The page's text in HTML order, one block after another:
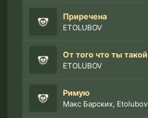
Приречена
ETOLUBOV
ETOLUBOV
Римую
Макс Барских, Etolubov